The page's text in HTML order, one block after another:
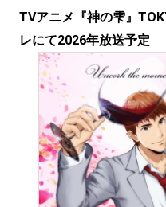
TVアニメ『神の雫』
レにて2026年放送予定